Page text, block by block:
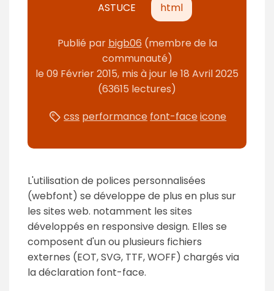
ASTUCE html
Publié par bigb06 (membre de la
communauté)
le09 Février 2015, mis à jour le18 Avril 2025
(63615 lectures)
css performance font-faceicone
L'utilisation de polices personnalisées
(webfont) se développe de plus en plus sur
les sites web. notamment les sites
développés en responsive design. Elles se
composent d'un ou plusieurs fichiers
externes (EOT, SVG, TTF, WOFF) chargés via
la déclaration font-face.